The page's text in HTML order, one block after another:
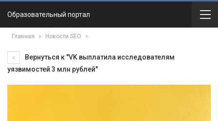
Образовательный портал
Главная Новости SEO
Вернуться к "VK выплатила исследователям
уязвимостей 3 млн рублей"